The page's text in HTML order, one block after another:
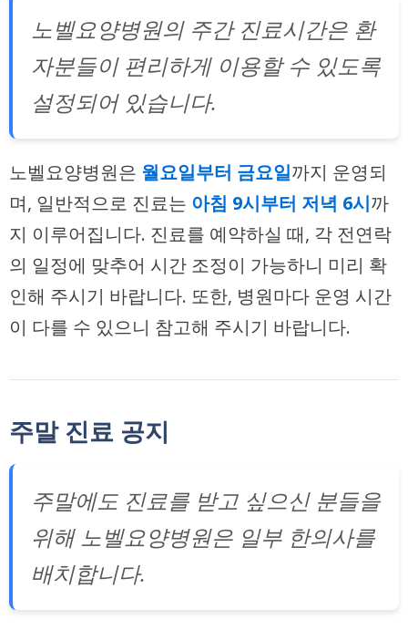
노벨요양병원의 주간 진료시간은 환
자분들이 편리하게 이용할 수 있도록
설정되어 있습니다.
노벨요양병원은 월요일부터 금요일까지 운영되
며, 일반적으로 진료는 아침 9시부터 저녁 6시까
지 이루어집니다. 진료를 예약하실 때, 각 전연락
의 일정에 맞추어 시간 조정이 가능하니 미리 확
인해 주시기 바랍니다. 또한, 병원마다 운영 시간
이 다를 수 있으니 참고해 주시기 바랍니다.
주말 진료 공지
주말에도 진료를 받고 싶으신 분들을
위해 노벨요양병원은 일부 한의사를
배치합니다.